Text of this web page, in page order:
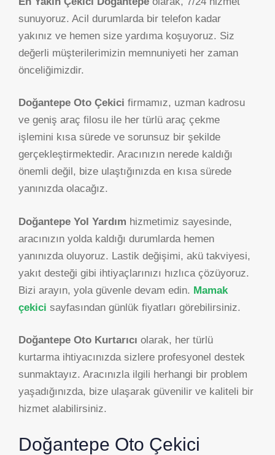
sunuyoruz. Acil durumlarda bir telefon kadar
yakınız ve hemen size yardıma koşuyoruz. Siz
değerli müşterilerimizin memnuniyeti her zaman
önceliğimizdir.
Doğantepe Oto Çekici firmamız, uzman kadrosu
ve geniş araç filosu ile her türlü araç çekme
işlemini kısa sürede ve sorunsuz bir şekilde
gerçekleştirmektedir. Aracınızın nerede kaldığı
önemli değil, bize ulaştığınızda en kısa sürede
yanınızda olacağız.
Doğantepe Yol Yardım hizmetimiz sayesinde,
aracınızın yolda kaldığı durumlarda hemen
yanınızda oluyoruz. Lastik değişimi, akü takviyesi,
yakıt desteği gibi ihtiyaçlarınızı hızlıca çözüyoruz.
Bizi arayın, yola güvenle devam edin. Mamak
çekici sayfasından günlük fiyatları görebilirsiniz.
Doğantepe Oto Kurtarıcı olarak, her türlü
kurtarma ihtiyacınızda sizlere profesyonel destek
sunmaktayız. Aracınızla ilgili herhangi bir problem
yaşadığınızda, bize ulaşarak güvenilir ve kaliteli bir
hizmet alabilirsiniz.
Doğantepe Oto Çekici